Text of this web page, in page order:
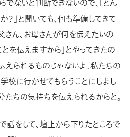
でないと判断できないので、「どん
」と聞いても、何も準備してきて
さん、お母さんが何を伝えたいの
を伝えますから」とやってきたの
えられるものじゃないよ、私たちの
校に行かせてもらうことにしまし
たちの気持ちを伝えられるからと。
話をして、壇上から下りたところで